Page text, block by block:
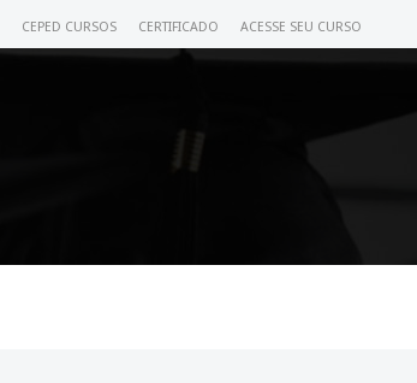
CEPED CURSOS CERTIFICADO ACESSE SEU CURSO